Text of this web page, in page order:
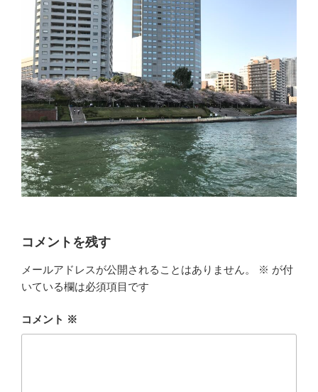
コメントを残す
メールアドレスが公開されることはありません。 ※ が付
いている欄は必須項目です
コメント ※